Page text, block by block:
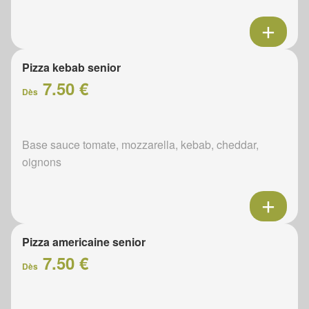
Pizza kebab senior
Dès 7.50 €
Base sauce tomate, mozzarella, kebab, cheddar,
oignons
Pizza americaine senior
Dès 7.50 €